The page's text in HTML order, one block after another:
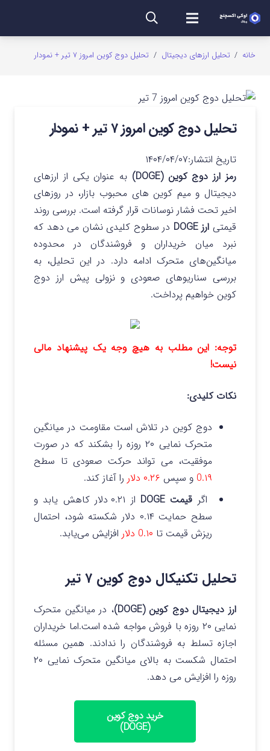
خانه / تحلیل ارزهای دیجیتال / تحلیل دوج کوین امروز ۷ تیر + نمودار
تحلیل دوج کوین امروز ۷ تیر + نمودار
تاریخ انتشار:۱۴۰۴/۰۴/۰۷
رمز ارز دوج کوین (DOGE)
به عنوان یکی از ارزهای
دیجیتال و میم کوین های محبوب بازار، در روزهای
اخیر تحت فشار نوسانات قرار گرفته است. بررسی روند
قیمتی ارز DOGE
در سطوح کلیدی نشان می‌ دهد که
نبرد میان خریداران و فروشندگان در محدوده
میانگین‌های متحرک ادامه دارد. در این تحلیل، به
بررسی سناریوهای صعودی و نزولی پیش ارز دوج
کوین خواهیم پرداخت.
توجه: این مطلب به هیچ وجه یک پیشنهاد مالی
نیست!
نکات کلیدی:
دوج کوین در تلاش است مقاومت در میانگین
متحرک نمایی ۲۰ روزه را بشکند که در صورت
موفقیت، می‌ تواند حرکت صعودی تا سطح
0.۱۹ و سپس ۰.۲۶ دلار
را آغاز کند.
اگر قیمت DOGE
از ۰.۲۱ دلار کاهش یابد و
سطح حمایت ۰.۱۴ دلار شکسته شود، احتمال
ریزش قیمت تا
افزایش می‌یابد.
تحلیل تکنیکال دوج کوین ۷ تیر
ارز دیجیتال دوج کوین (DOGE)
، در میانگین متحرک
نمایی ۲۰ روزه با فروش مواجه شده است.اما خریداران
اجازه تسلط به فروشندگان را ندادند. همین مسئله
احتمال شکست به بالای میانگین متحرک نمایی ۲۰
روزه را افزایش می دهد.
خرید دوج کوین
(DOGE)